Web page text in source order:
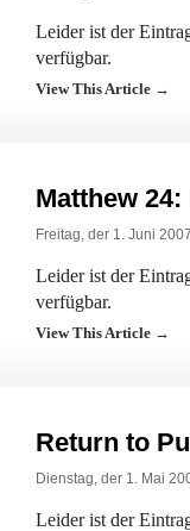
Leider ist der
verfügbar.
View This Article →
Matthew
Freitag, der 1. Juni
Leider ist der
verfügbar.
View This Article →
Return to
Dienstag, der 1. Mai
Leider ist der